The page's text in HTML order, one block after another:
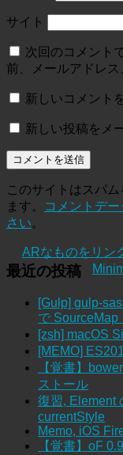
サイト
次回のコメント
前、メールアドレス
新しいコメント
新しい投稿をメ
このサイトはスパ
ます。
コメントデ
さい。
ARなものをリン
最近の投稿
[Gulp] gulp-
で SourceMap
[zsh] macOS
[MEMO]
【覚書】
ストール
復習, Element
currentStyle
Memo, iOS
【覚書】oF